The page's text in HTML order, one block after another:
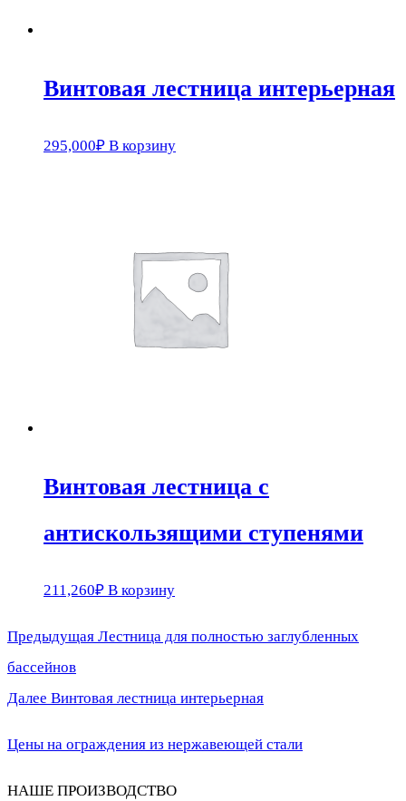
Винтовая лестница интерьерная
295,000₽ В корзину
Винтовая лестница с
антискользящими ступенями
211,260₽ В корзину
Навигация
по
записям
Предыдущая Предыдущая
Лестница для полностью заглубленных
бассейнов
Далее Следующая
Винтовая лестница интерьерная
Цены на ограждения из нержавеющей стали
НАШЕ ПРОИЗВОДСТВО